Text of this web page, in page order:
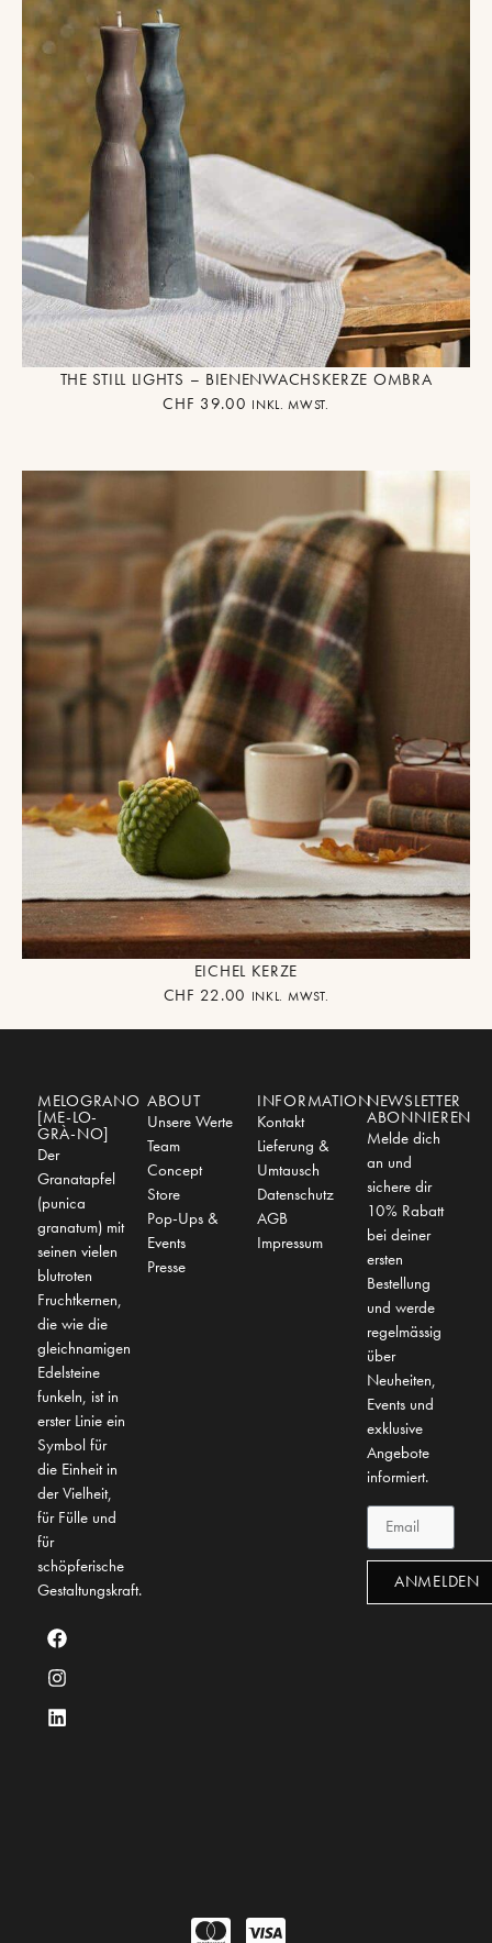
THE STILL LIGHTS – BIENENWACHSKERZE OMBRA
CHF 39.00 INKL. MWST.
EICHEL KERZE
CHF 22.00 INKL. MWST.
MELOGRANO
[ME-LO-
GRÀ-NO]
Der
Granatapfel
(punica
granatum) mit
seinen vielen
blutroten
Fruchtkernen,
die wie die
gleichnamigen
Edelsteine
funkeln, ist in
erster Linie ein
Symbol für
die Einheit in
der Vielheit,
für Fülle und
für
schöpferische
Gestaltungskraft.
ABOUT
Unsere Werte
Team
Concept
Store
Pop-Ups &
Events
Presse
INFORMATION
Kontakt
Lieferung &
Umtausch
Datenschutz
AGB
Impressum
NEWSLETTER
ABONNIEREN
Melde dich
an und
sichere dir
10% Rabatt
bei deiner
ersten
Bestellung
und werde
regelmässig
über
Neuheiten,
Events und
exklusive
Angebote
informiert.
ANMELDEN